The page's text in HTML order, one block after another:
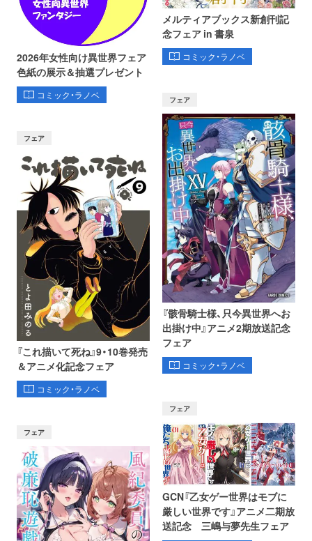
2026年女性向け異世界フェア
色紙の展示＆抽選プレゼント
コミック・ラノベ
メルティアブックス新創刊記
念フェア in 書泉
コミック・ラノベ
フェア
『これ描いて死ね』9・10巻発売
＆アニメ化記念フェア
コミック・ラノベ
フェア
『骸骨騎士様、只今異世界へお
出掛け中』アニメ2期放送記念
フェア
コミック・ラノベ
フェア
フェア
GCN『乙女ゲー世界はモブに
厳しい世界です』アニメ二期放
送記念 三嶋与夢先生フェア